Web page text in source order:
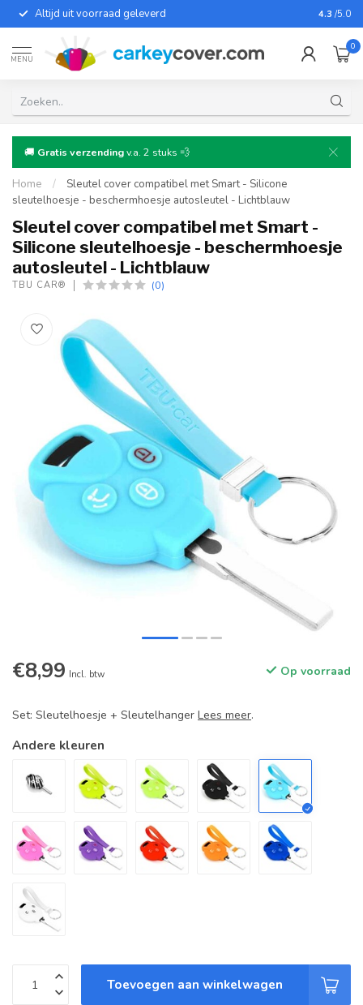
Altijd uit voorraad geleverd Voor
4.3 /5.0
MENU
0
🚚 Gratis verzendingv.a. 2 stuks 💨
Home /
Sleutel cover compatibel met Smart - Silicone
sleutelhoesje - beschermhoesje autosleutel - Lichtblauw
Sleutel cover compatibel met Smart -
Silicone sleutelhoesje - beschermhoesje
autosleutel - Lichtblauw
TBU CAR® (0)
€8,99 Incl. btw Op voorraad
Set: Sleutelhoesje + Sleutelhanger Lees meer.
Andere kleuren
Toevoegen aan winkelwagen